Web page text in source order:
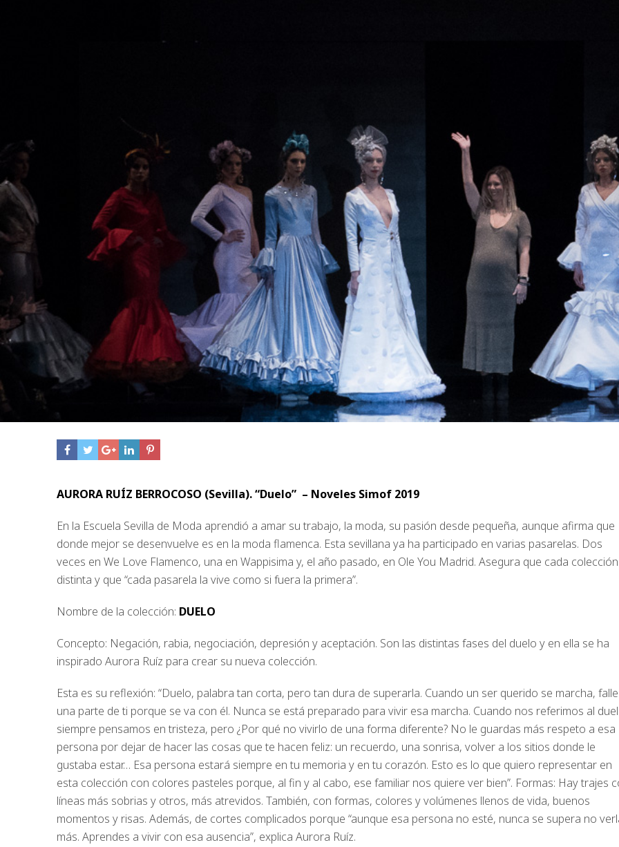
AURORA RUÍZ BERROCOSO (Sevilla). “Duelo” – Noveles Simof 2019
En la Escuela Sevilla de Moda aprendió a amar su trabajo, la moda, su pasión desde pequeña, aunque afirma que
donde mejor se desenvuelve es en la moda flamenca. Esta sevillana ya ha participado en varias pasarelas. Dos
veces en We Love Flamenco, una en Wappisima y, el año pasado, en Ole You Madrid. Asegura que cada
distinta y que “cada pasarela la vive como si fuera la primera”.
Nombre de la colección: DUELO
Concepto: Negación, rabia, negociación, depresión y aceptación. Son las distintas fases del duelo y en ella se ha
inspirado Aurora Ruíz para crear su nueva colección.
Esta es su reflexión: “Duelo, palabra tan corta, pero tan dura de superarla. Cuando un ser querido se marcha,
una parte de ti porque se va con él. Nunca se está preparado para vivir esa marcha. Cuando nos referimos al
siempre pensamos en tristeza, pero ¿Por qué no vivirlo de una forma diferente? No le guardas más respeto a esa
persona por dejar de hacer las cosas que te hacen feliz: un recuerdo, una sonrisa, volver a los sitios donde le
gustaba estar… Esa persona estará siempre en tu memoria y en tu corazón. Esto es lo que quiero representar en
esta colección con colores pasteles porque, al fin y al cabo, ese familiar nos quiere ver bien”. Formas: Hay trajes
líneas más sobrias y otros, más atrevidos. También, con formas, colores y volúmenes llenos de vida, buenos
momentos y risas. Además, de cortes complicados porque “aunque esa persona no esté, nunca se supera no
más. Aprendes a vivir con esa ausencia”, explica Aurora Ruíz.